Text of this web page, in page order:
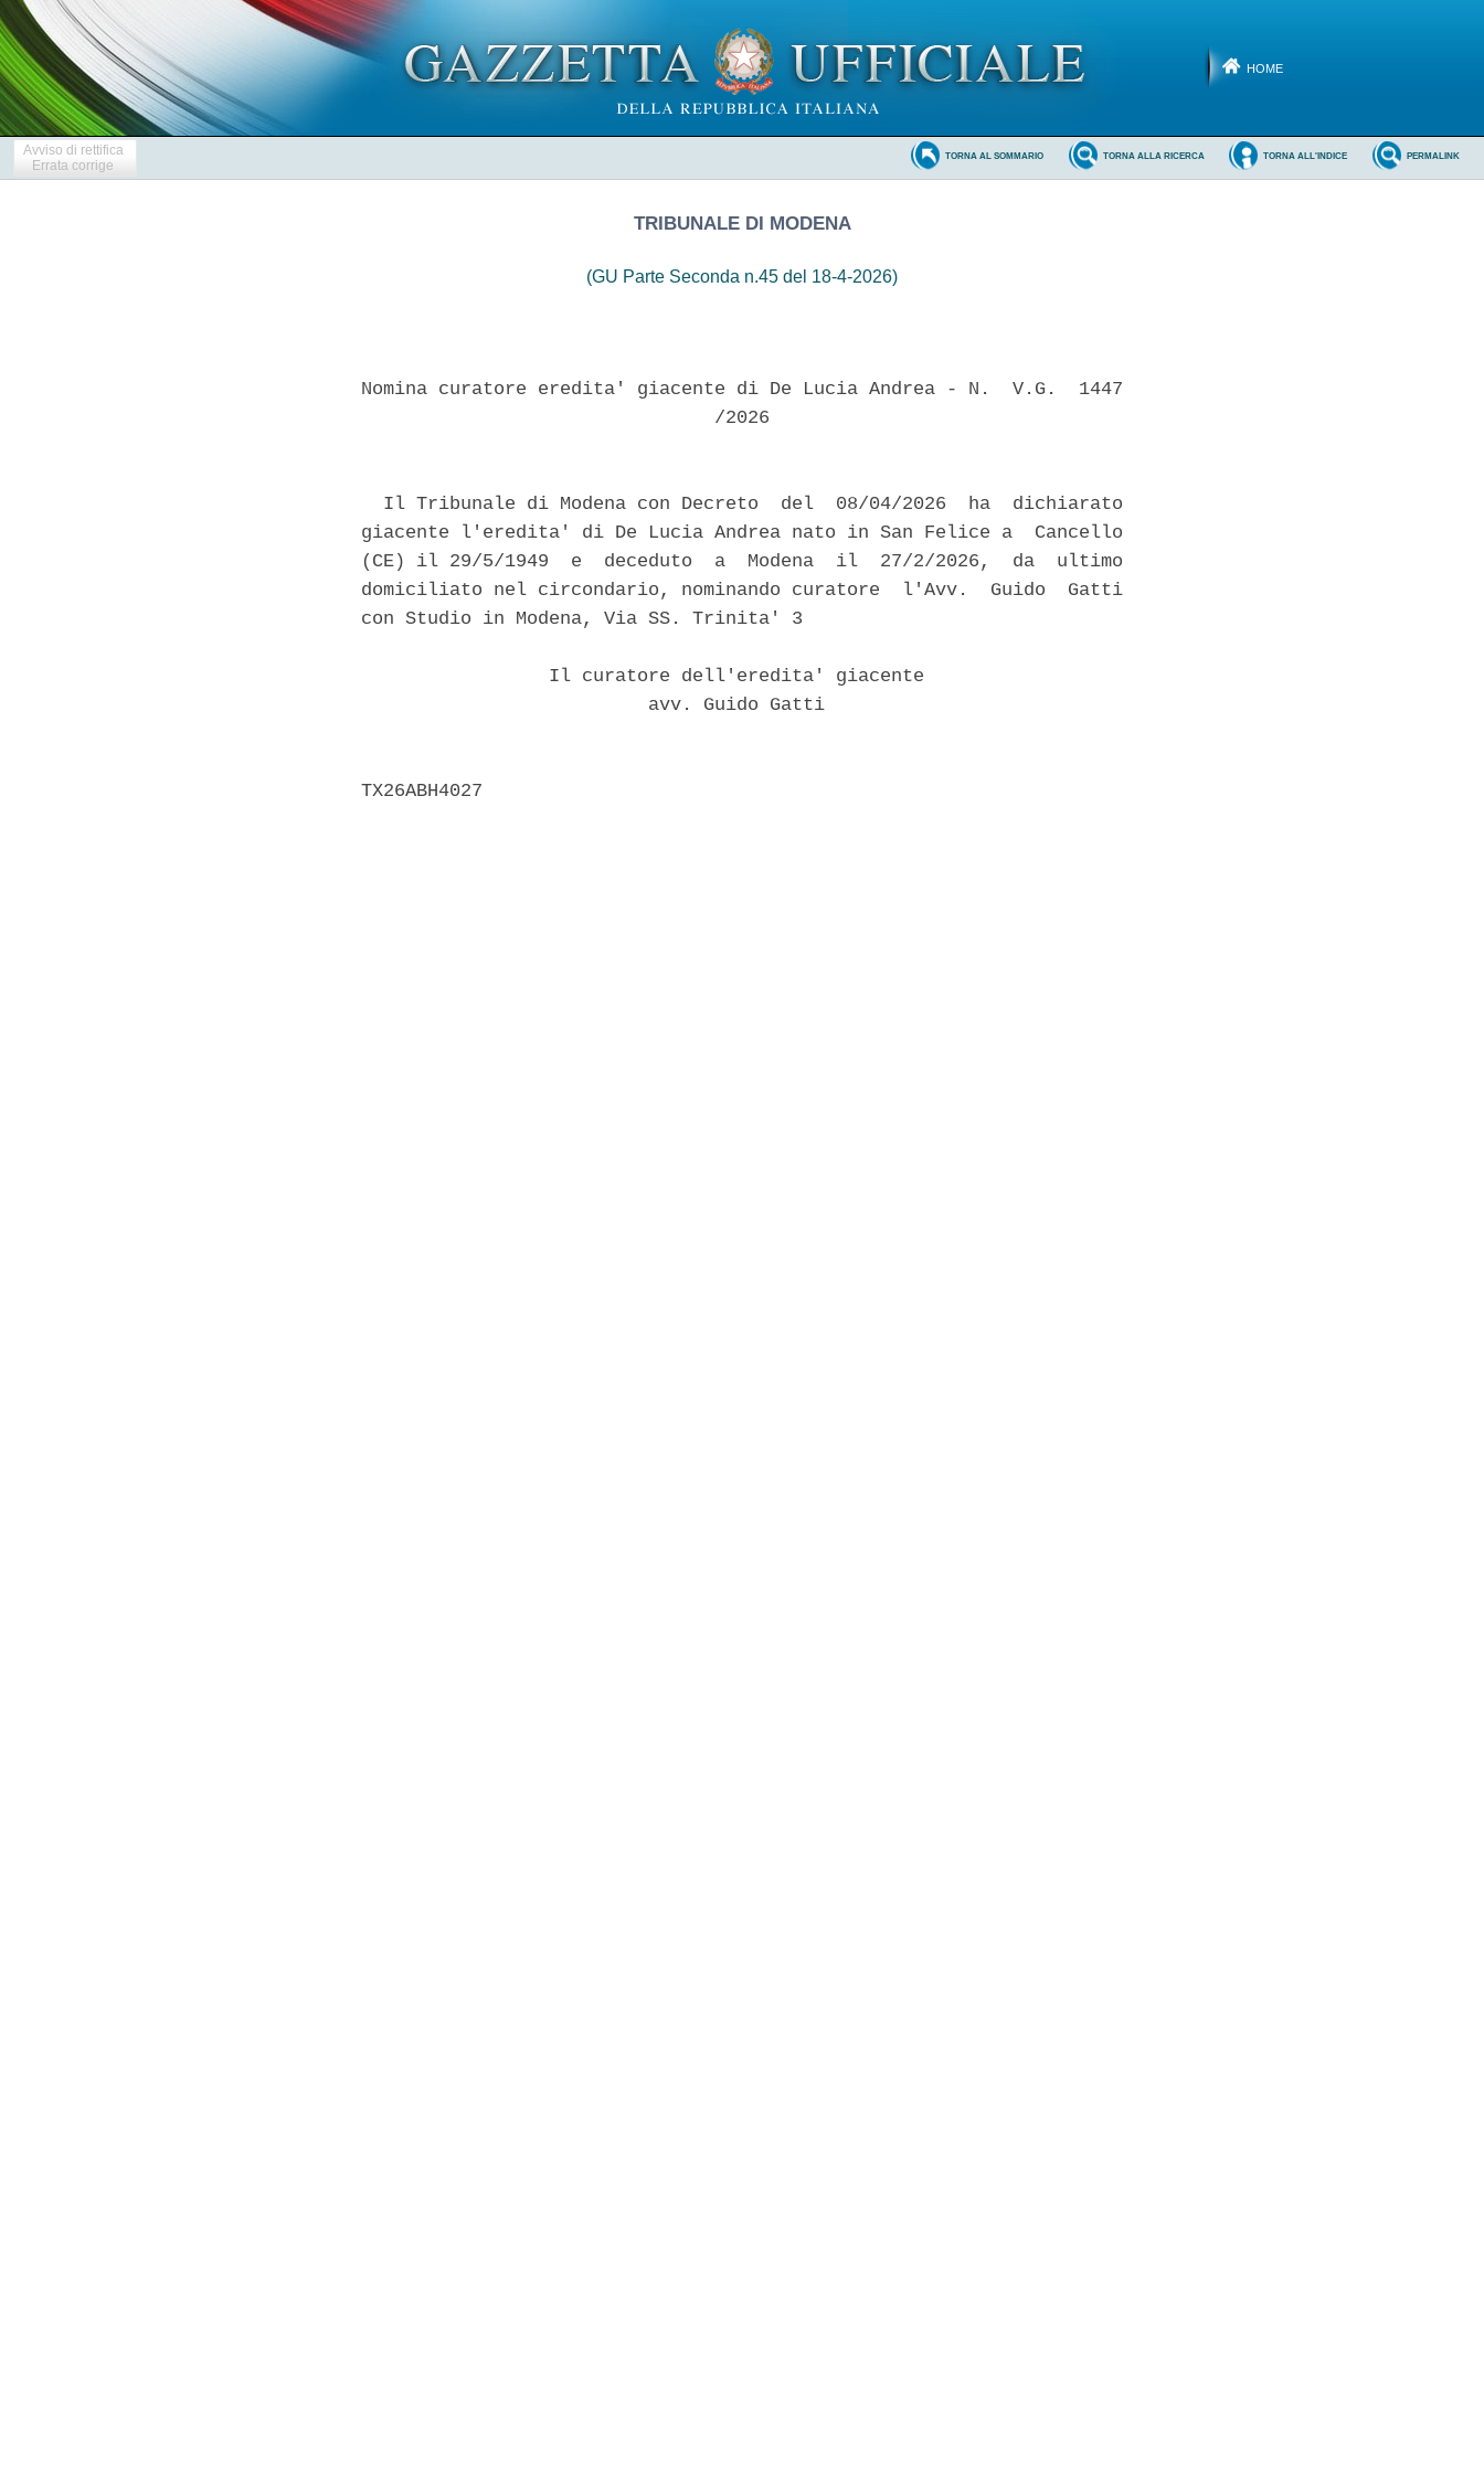
HOME
Avviso di rettifica
Errata corrige
PERMALINK
TORNA ALL'INDICE
TORNA ALLA RICERCA
TORNA AL SOMMARIO
TRIBUNALE DI MODENA
(GU Parte Seconda n.45 del 18-4-2026)
Nomina curatore eredita' giacente di De Lucia Andrea - N.  V.G.  1447
                                /2026
  Il Tribunale di Modena con Decreto  del  08/04/2026  ha  dichiarato
giacente l'eredita' di De Lucia Andrea nato in San Felice a  Cancello
(CE) il 29/5/1949  e  deceduto  a  Modena  il  27/2/2026,  da  ultimo
domiciliato nel circondario, nominando curatore  l'Avv.  Guido  Gatti
con Studio in Modena, Via SS. Trinita' 3
                 Il curatore dell'eredita' giacente
                          avv. Guido Gatti